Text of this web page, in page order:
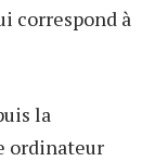
correspond à
la
ordinateur